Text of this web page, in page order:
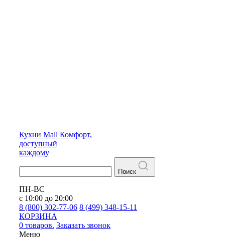
Кухни Mall Комфорт,
доступный
каждому
Поиск
ПН-ВС
с 10:00 до 20:00
8 (800) 302-77-06 8 (499) 348-15-11
КОРЗИНА
0 товаров. Заказать звонок
Меню